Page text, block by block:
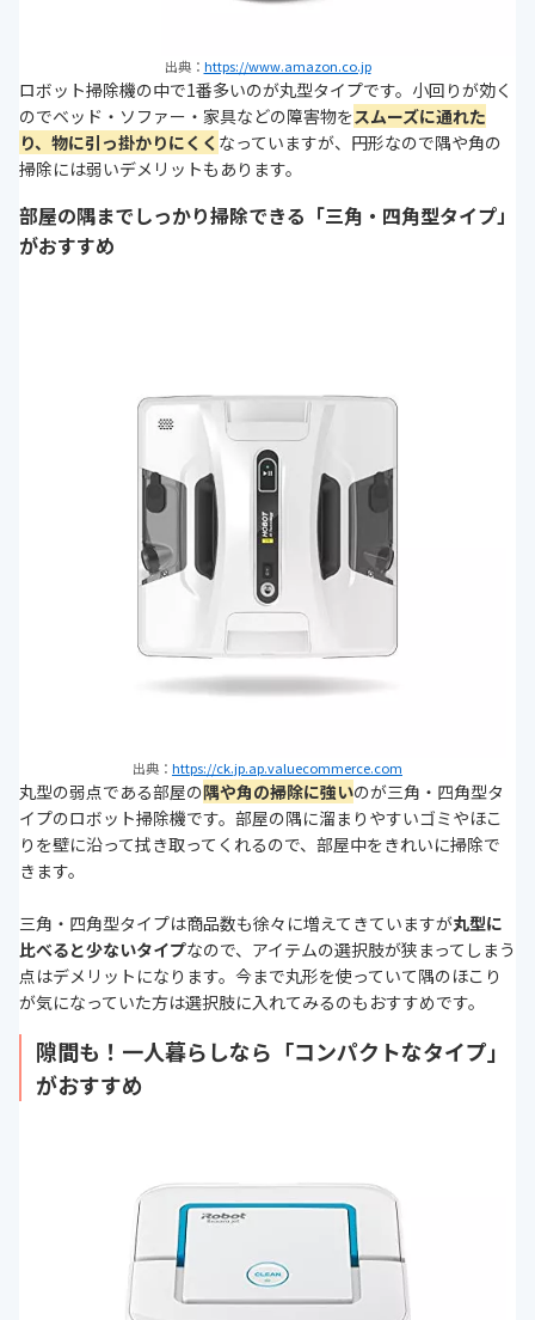
出典： https://www.amazon.co.jp
ロボット掃除機の中で1番多いのが丸型タイプです。小回りが効く
のでベッド・ソファー・家具などの障害物をスムーズに通れた
り、物に引っ掛かりにくく なっていますが、円形なので隅や角の
掃除には弱いデメリットもあります。
部屋の隅までしっかり掃除できる「三角・四角型タイプ」
がおすすめ
出典： https://ck.jp.ap.valuecommerce.com
丸型の弱点である部屋の隅や角の掃除に強いのが三角・四角型タ
イプのロボット掃除機です。部屋の隅に溜まりやすいゴミやほこ
りを壁に沿って拭き取ってくれるので、部屋中をきれいに掃除で
きます。
三角・四角型タイプは商品数も徐々に増えてきていますが丸型に
比べると少ないタイプなので、アイテムの選択肢が狭まってしまう
点はデメリットになります。今まで丸形を使っていて隅のほこり
が気になっていた方は選択肢に入れてみるのもおすすめです。
隙間も！一人暮らしなら「コンパクトなタイプ」
がおすすめ